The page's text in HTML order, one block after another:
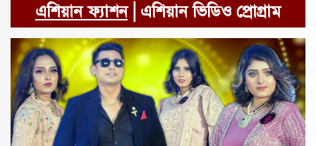
এশিয়ান ফ্যাশন| এশিয়ান ভিডিও প্রোগ্রাম